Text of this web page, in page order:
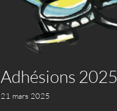
Adhésions 2025
21 mars 2025